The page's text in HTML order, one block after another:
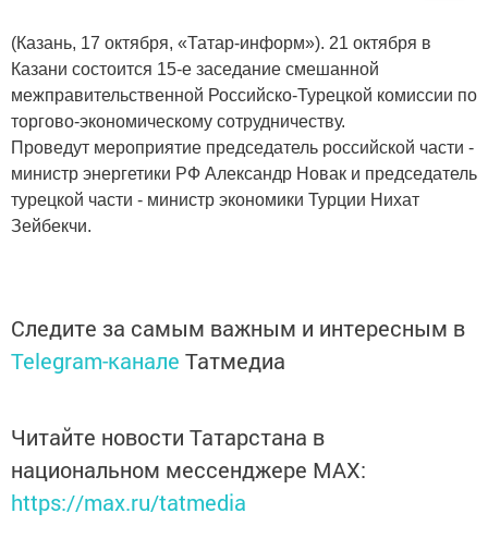
(Казань, 17 октября, «Татар-информ»). 21 октября в
Казани состоится 15-е заседание смешанной
межправительственной Российско-Турецкой комиссии по
торгово-экономическому сотрудничеству.
Проведут мероприятие председатель российской части -
министр энергетики РФ Александр Новак и председатель
турецкой части - министр экономики Турции Нихат
Зейбекчи.
Следите за самым важным и интересным в
Telegram-канале Татмедиа
Читайте новости Татарстана в
национальном мессенджере MАХ:
https://max.ru/tatmedia